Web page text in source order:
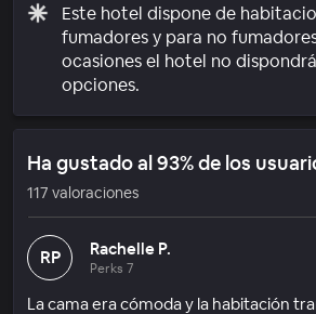
Este hotel dispone de
fumadores y para no
ocasiones el hotel no
opciones.
Ha gustado al 93% de los
117 valoraciones
RP Rachelle P.
Perks 7
La cama era cómoda y la habitación